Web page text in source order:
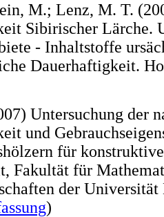
M.; Lenz, M. T.
Sibirischer Lärche.
- Inhaltstoffe
Dauerhaftigkeit.
Untersuchung der
und
für
Fakultät für
der Universität
)